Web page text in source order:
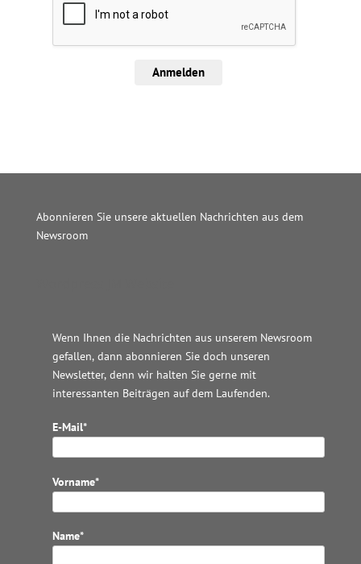
Anmelden
Abonnieren Sie unsere aktuellen Nachrichten aus dem
Newsroom
Wenn Ihnen die Nachrichten aus unserem Newsroom
gefallen, dann abonnieren Sie doch unseren
Newsletter, denn wir halten Sie gerne mit
interessanten Beiträgen auf dem Laufenden.
E-Mail*
Vorname*
Name*